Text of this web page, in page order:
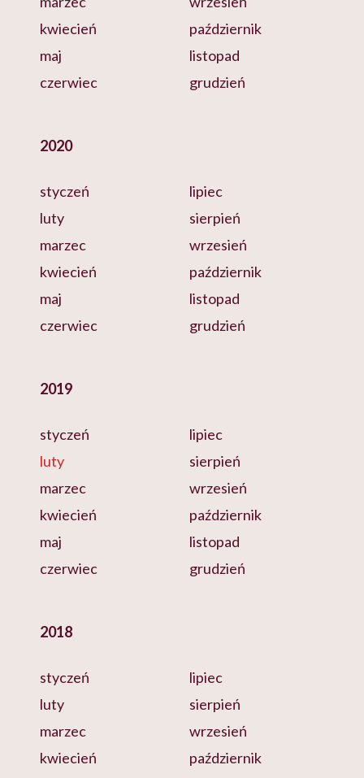
kwiecień
maj
czerwiec
październik
listopad
grudzień
2020
styczeń
luty
marzec
kwiecień
maj
czerwiec
lipiec
sierpień
wrzesień
październik
listopad
grudzień
2019
styczeń
luty
marzec
kwiecień
maj
czerwiec
lipiec
sierpień
wrzesień
październik
listopad
grudzień
2018
styczeń
luty
marzec
kwiecień
lipiec
sierpień
wrzesień
październik